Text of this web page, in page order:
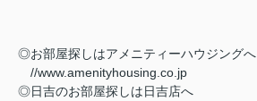
◎お部屋探しはアメニティーハウジングへ
//www.amenityhousing.co.jp
◎日吉のお部屋探しは日吉店へ